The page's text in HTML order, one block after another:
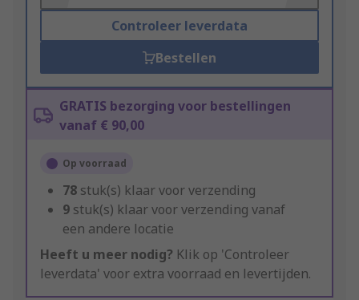
Controleer leverdata
Bestellen
GRATIS bezorging voor bestellingen
vanaf € 90,00
Op voorraad
78 stuk(s) klaar voor verzending
9 stuk(s) klaar voor verzending vanaf
een andere locatie
Heeft u meer nodig? Klik op 'Controleer
leverdata' voor extra voorraad en levertijden.